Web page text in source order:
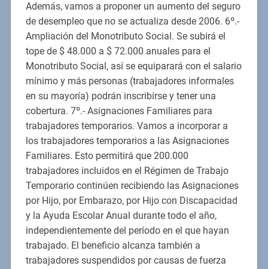
Además, vamos a proponer un aumento del seguro
de desempleo que no se actualiza desde 2006. 6º.-
Ampliación del Monotributo Social. Se subirá el
tope de $ 48.000 a $ 72.000 anuales para el
Monotributo Social, así se equiparará con el salario
mínimo y más personas (trabajadores informales
en su mayoría) podrán inscribirse y tener una
cobertura. 7º.- Asignaciones Familiares para
trabajadores temporarios. Vamos a incorporar a
los trabajadores temporarios a las Asignaciones
Familiares. Esto permitirá que 200.000
trabajadores incluidos en el Régimen de Trabajo
Temporario continúen recibiendo las Asignaciones
por Hijo, por Embarazo, por Hijo con Discapacidad
y la Ayuda Escolar Anual durante todo el año,
independientemente del período en el que hayan
trabajado. El beneficio alcanza también a
trabajadores suspendidos por causas de fuerza